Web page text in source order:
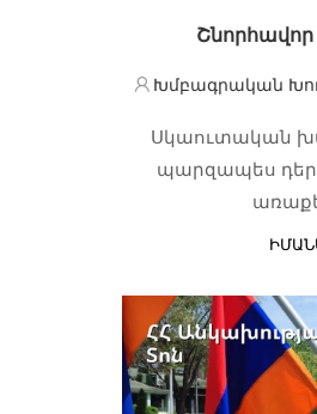
Շնորհավոր
Խմբագրական
Սկաուտական
պարզապես դեր